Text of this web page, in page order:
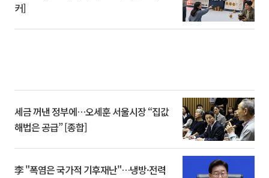
커]
세금 꺼낸 정부에…오세훈 서울시장 “집값
해법은 공급” [종합]
李 "폭염은 국가적 기후재난"…냉방·전력